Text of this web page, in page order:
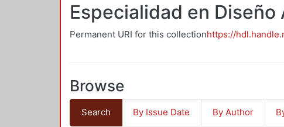
Especialidad en Diseño
Permanent URI for this collectionhttps://
Browse
Search By Issue Date By Author